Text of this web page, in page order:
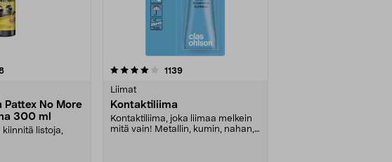
arvostelut
Pattex No More
300 ml
kiinnitä listoja,
1139arvostelut
Liimat
Kontaktiliima
Kontaktiliima, joka liimaa melkein
mitä vain! Metallin, kumin, nahan,